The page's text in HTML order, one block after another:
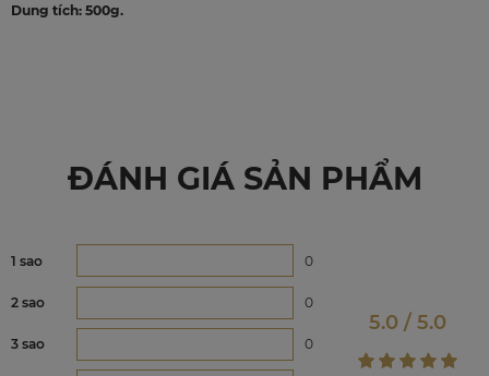
Dung tích: 500g.
ĐÁNH GIÁ SẢN PHẨM
1 sao 0
2 sao 0
3 sao 0
5.0 / 5.0